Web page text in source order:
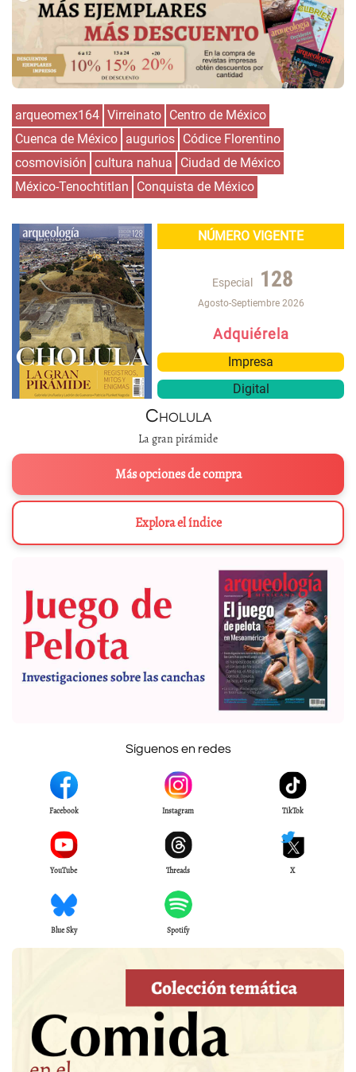
arqueomex164 Virreinato Centro de México
Cuenca de México augurios Códice Florentino
cosmovisión cultura nahua
Ciudad de México
México-Tenochtitlan
Conquista de México
NÚMERO VIGENTE
Especial 128
Agosto-Septiembre 2026
Adquiérela
Impresa
Digital
Cholula
La gran pirámide
Más opciones de compra
Explora el índice
Síguenos en redes
Facebook Instagram TikTok
YouTube Threads X
Blue Sky Spotify